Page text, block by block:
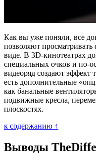
Как вы уже поняли, все
позволяют
виде. В 3D-кинотеатрах
специальных очков и по-
видеоряд создают эффект
есть дополнительные
как банальные
подвижные кресла,
плоскостях.
к содержанию ↑
Выводы